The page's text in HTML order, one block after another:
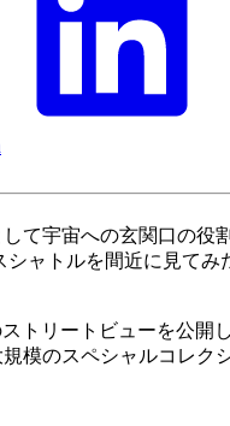
て宇宙への玄関口の
ャトルを間近に見て
トリートビューを公
模のスペシャルコレク